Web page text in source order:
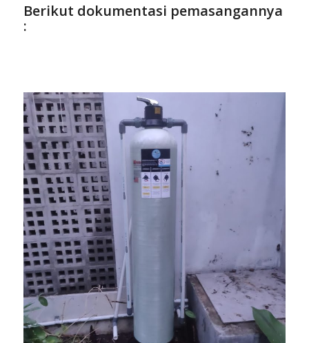
Berikut dokumentasi pemasangannya
: